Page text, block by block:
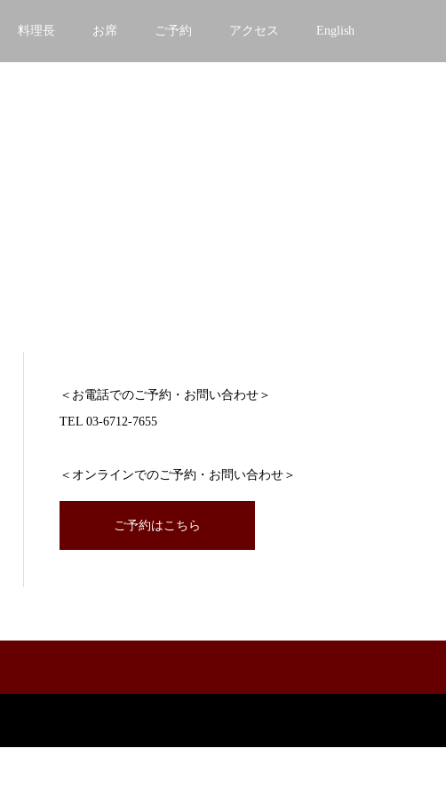
料理長 お席 ご予約 アクセス English
＜お電話でのご予約・お問い合わせ＞
TEL 03-6712-7655
＜オンラインでのご予約・お問い合わせ＞
ご予約はこちら